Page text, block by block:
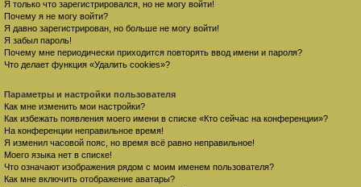
Я только что зарегистрировался, но не могу войти!
Почему я не могу войти?
Я давно зарегистрирован, но больше не могу войти!
Я забыл пароль!
Почему мне периодически приходится повторять ввод имени и пароля?
Что делает функция «Удалить cookies»?
Параметры и настройки пользователя
Как мне изменить мои настройки?
Как избежать появления моего имени в списке «Кто сейчас на конференции»?
На конференции неправильное время!
Я изменил часовой пояс, но время всё равно неправильное!
Моего языка нет в списке!
Что означают изображения рядом с моим именем пользователя?
Как мне включить отображение аватары?